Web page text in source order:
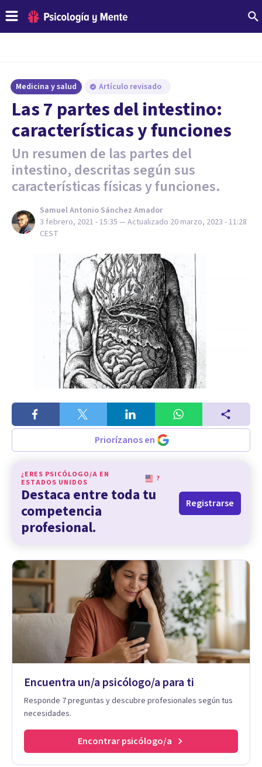
Medicina y salud Artículo revisado
Las 7 partes del intestino:
características y funciones
Un resumen de las partes del
intestino, descritas según sus
características físicas y funciones.
Samuel Antonio Sánchez Amador
3 febrero, 2021 - 15:35 — Actualizado 20 marzo, 2023 - 11:28
CEST
Priorízanos en
¿ERES PSICÓLOGO/A EN
ESTADOS UNIDOS
?
Destaca entre toda tu
competencia
profesional.
Registrarse
Encuentra un/a psicólogo/a para ti
Responde 7 preguntas y descubre profesionales según tus
necesidades.
Encontrar psicólogo/a